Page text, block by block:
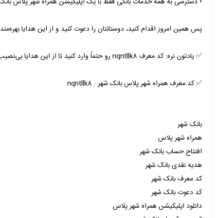
پس همین امروز اقدام کنید، دوستانتان را دعوت کنید و از این هدایا
✅ یادتون نره: کد معرف nqntllk8 رو حتماً وارد کنید تا از این هدایا بی‌نصیب نمونید!
✅ کد معرف همراه شهر پلاس بانک شهر : nqntllk8
بانک شهر
همراه شهر پلاس
افتتاح حساب بانک شهر
هدیه نقدی بانک شهر
کد معرف بانک شهر
کد دعوت بانک شهر
دانلود اپلیکیشن همراه شهر پلاس